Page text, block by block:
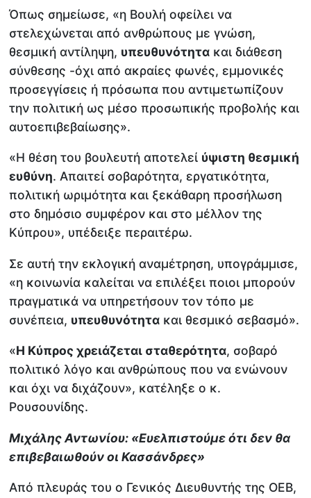
Όπως σημείωσε, «η Βουλή οφείλει να
στελεχώνεται από ανθρώπους με γνώση,
θεσμική αντίληψη, υπευθυνότητα και διάθεση
σύνθεσης -όχι από ακραίες φωνές, εμμονικές
προσεγγίσεις ή πρόσωπα που αντιμετωπίζουν
την πολιτική ως μέσο προσωπικής προβολής και
αυτοεπιβεβαίωσης».
«Η θέση του βουλευτή αποτελεί ύψιστη θεσμική
ευθύνη. Απαιτεί σοβαρότητα, εργατικότητα,
πολιτική ωριμότητα και ξεκάθαρη προσήλωση
στο δημόσιο συμφέρον και στο μέλλον της
Κύπρου», υπέδειξε περαιτέρω.
Σε αυτή την εκλογική αναμέτρηση, υπογράμμισε,
«η κοινωνία καλείται να επιλέξει ποιοι μπορούν
πραγματικά να υπηρετήσουν τον τόπο με
συνέπεια, υπευθυνότητα και θεσμικό σεβασμό».
«Η Κύπρος χρειάζεται σταθερότητα, σοβαρό
πολιτικό λόγο και ανθρώπους που να ενώνουν
και όχι να διχάζουν», κατέληξε ο κ.
Ρουσουνίδης.
Μιχάλης Αντωνίου: «Ευελπιστούμε ότι δεν θα
επιβεβαιωθούν οι Κασσάνδρες»
Από πλευράς του ο Γενικός Διευθυντής της ΟΕΒ,